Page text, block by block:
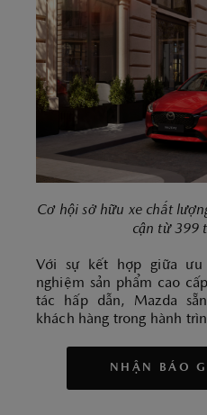
Cơ hội sở hữu xe chất
cận từ 399
Với sự kết hợp giữa
nghiệm sản phẩm cao
tác hấp dẫn, Mazda
khách hàng trong hành
NHẬN BÁO